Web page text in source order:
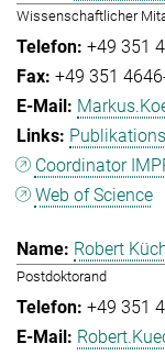
Wissenschaftlicher
+49 351
+49 351
Coordinator
Web of Science
Robert
Postdoktorand
+49 351